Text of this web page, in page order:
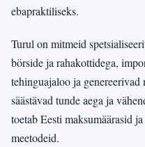
ebapraktiliseks.
Turul on mitmeid
börside ja rahakottidega,
tehinguajaloo ja
säästävad tunde aega ja
toetab Eesti maksumäärasid
meetodeid.